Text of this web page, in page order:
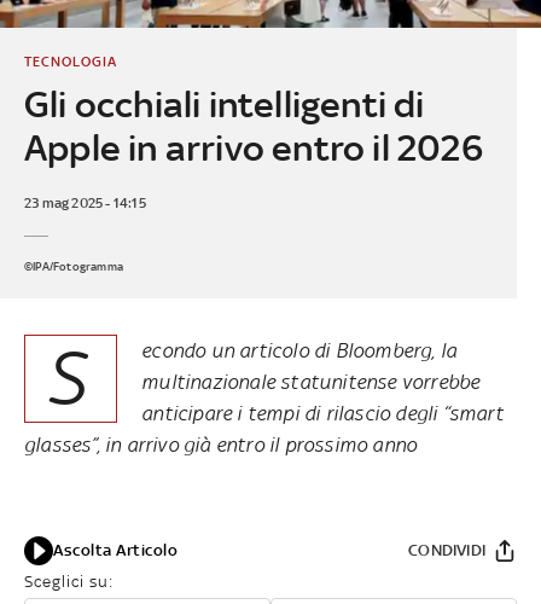
Gli occhiali intelligenti di
Apple in arrivo entro il 2026
TECNOLOGIA
23 mag 2025 - 14:15
©IPA/Fotogramma
S
econdo un articolo di Bloomberg, la
multinazionale statunitense vorrebbe
anticipare i tempi di rilascio degli “smart
glasses”, in arrivo già entro il prossimo anno
Ascolta Articolo
Sceglici su:
CONDIVIDI